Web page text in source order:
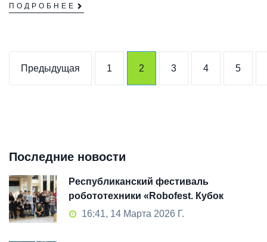
ПОДРОБНЕЕ
Предыдущая 1 2 3 4 5
Последние новости
Республиканский фестиваль
робототехники «Robofest. Кубок
Толтека» 2026: как это было
16:41, 14 Марта 2026 Г.